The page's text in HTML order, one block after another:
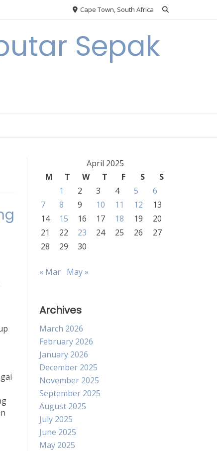
Cape Town, South Africa
Sepak
April 2025
M
T W T F S
S
1
2 3 4 5
6
7
8 9 10 11 12
13
14
15 16 17 18 19
20
21
22 23 24 25 26
27
28
29 30
« Mar May »
Archives
March 2026
February 2026
January 2026
December 2025
November 2025
September 2025
August 2025
July 2025
June 2025
May 2025